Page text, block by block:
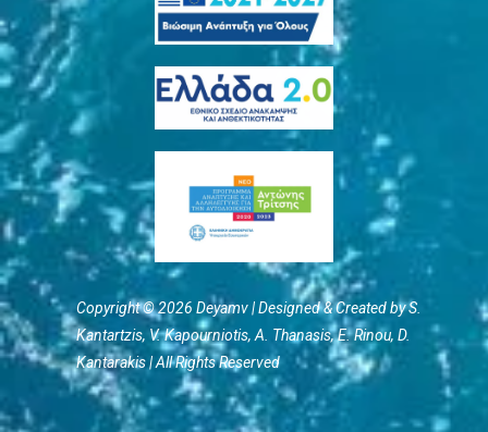
Copyright © 2026 Deyamv | Designed & Created by S.
Kantartzis, V. Kapourniotis, Α. Thanasis, E. Rinou, D.
Kantarakis | All Rights Reserved